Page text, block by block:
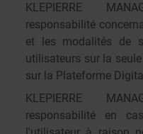
KLEPIERRE
responsabilité
et les modalités de
utilisateurs sur la
sur la Plateforme
KLEPIERRE
responsabilité en